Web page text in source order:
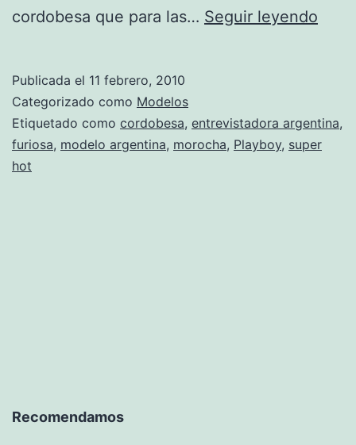
cordobesa que para las… Seguir leyendo
Publicada el 11 febrero, 2010
Categorizado como Modelos
Etiquetado como cordobesa, entrevistadora argentina,
furiosa, modelo argentina, morocha, Playboy, super
hot
Recomendamos